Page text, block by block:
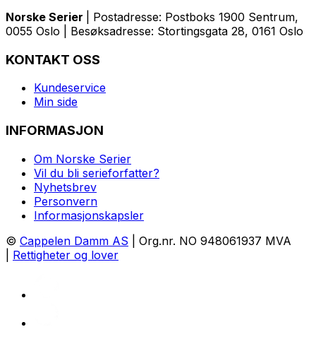
Norske Serier
| Postadresse: Postboks 1900 Sentrum,
0055 Oslo | Besøksadresse: Stortingsgata 28, 0161 Oslo
KONTAKT OSS
Kundeservice
Min side
INFORMASJON
Om Norske Serier
Vil du bli serieforfatter?
Nyhetsbrev
Personvern
Informasjonskapsler
© Cappelen Damm AS | Org.nr. NO 948061937 MVA
Rettigheter og lover